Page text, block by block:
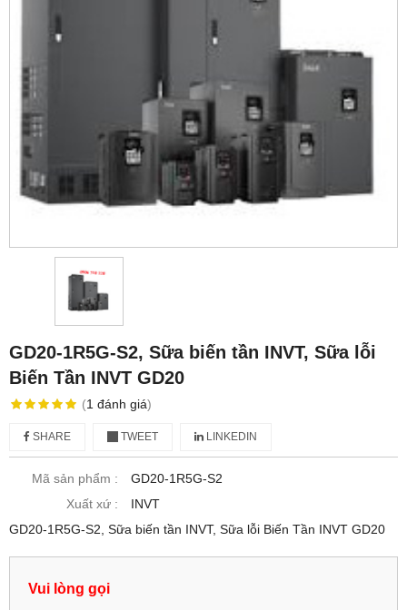
GD20-1R5G-S2, Sữa biến tần INVT, Sữa lỗi
Biến Tần INVT GD20
(1 đánh giá)
SHARE TWEET LINKEDIN
Mã sản phẩm :
GD20-1R5G-S2
Xuất xứ :
INVT
GD20-1R5G-S2, Sữa biến tần INVT, Sữa lỗi Biến Tần INVT GD20
Vui lòng gọi